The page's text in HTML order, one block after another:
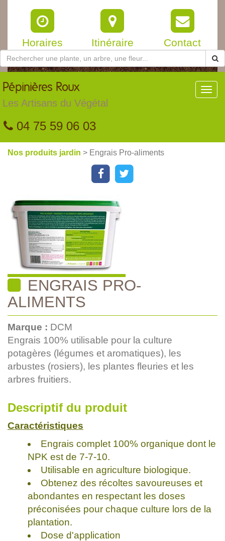
Horaires Itinéraire Contact
Pépinières Roux
Les Artisans du Végétal
04 75 59 06 03
Nos produits jardin > Engrais Pro-aliments
ENGRAIS PRO-
ALIMENTS
Marque : DCM
Engrais 100% utilisable pour la culture
potagères (légumes et aromatiques), les
arbustes (rosiers), les plantes fleuries et les
arbres fruitiers.
Descriptif du produit
Caractéristiques
Engrais complet 100% organique dont le
NPK est de 7-7-10.
Utilisable en agriculture biologique.
Obtenez des récoltes savoureuses et
abondantes en respectant les doses
préconisées pour chaque culture lors de la
plantation.
Dose d'application